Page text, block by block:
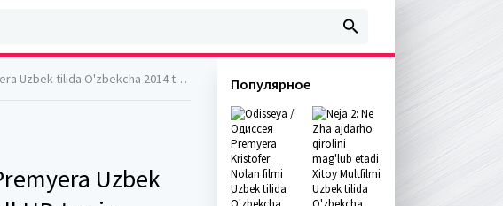
2014 tarjima kino Full HD tas-ix skachat
Uzbek
Популярное